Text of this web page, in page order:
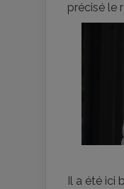
précisé le
Il a été ici